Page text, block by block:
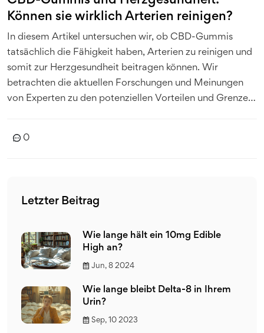
Können sie wirklich Arterien reinigen?
In diesem Artikel untersuchen wir, ob CBD-Gummis
tatsächlich die Fähigkeit haben, Arterien zu reinigen und
somit zur Herzgesundheit beitragen können. Wir
betrachten die aktuellen Forschungen und Meinungen
von Experten zu den potenziellen Vorteilen und Grenzen
praktische Tipps, wie Sie CBD-Gummis sicher in Ihren
0
Letzter Beitrag
Wie lange hält ein 10mg Edible
High an?
Jun, 8 2024
Wie lange bleibt Delta-8 in Ihrem
Urin?
Sep, 10 2023